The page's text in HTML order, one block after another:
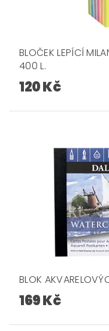
BLOČEK LEPÍCÍ
400 L.
120 Kč
BLOK
169 Kč